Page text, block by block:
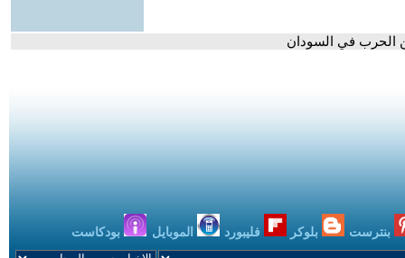
الحرب في السودان
بنترست بلوكر فليبورد الموبايل بودكاست